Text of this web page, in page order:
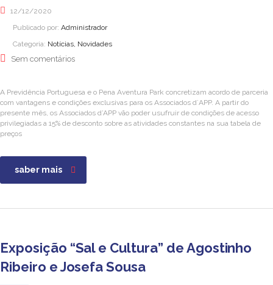
12/12/2020
Publicado por: Administrador
Categoria: Notícias, Novidades
Sem comentários
A Previdência Portuguesa e o Pena Aventura Park concretizam acordo de parceria
com vantagens e condições exclusivas para os Associados d´APP. A partir do
presente mês, os Associados d’APP vão poder usufruir de condições de acesso
privilegiadas a 15% de desconto sobre as atividades constantes na sua tabela de
preços
saber mais
Exposição “Sal e Cultura” de Agostinho
Ribeiro e Josefa Sousa